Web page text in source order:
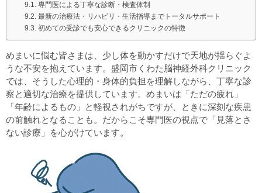
専門医による丁寧な診断・検査体制
最新の治療法・リハビリ・生活指導までトータルサポート
初めての受診でも安心できるクリニックの特徴
めまいに悩む皆さまは、少し体を動かすだけで天地が揺らぐよ
うな不安を抱えています。盛岡市くわた脳神経外科クリニック
では、そうした心理的・身体的負担を理解しながら、丁寧な診
察と適切な治療を提供しています。めまいは「ただの疲れ」
「年齢によるもの」と軽視されがちですが、ときに深刻な疾患
の前触れとなることも。だからこそ専門医の視点で「見落とさ
ない診療」を心がけています。